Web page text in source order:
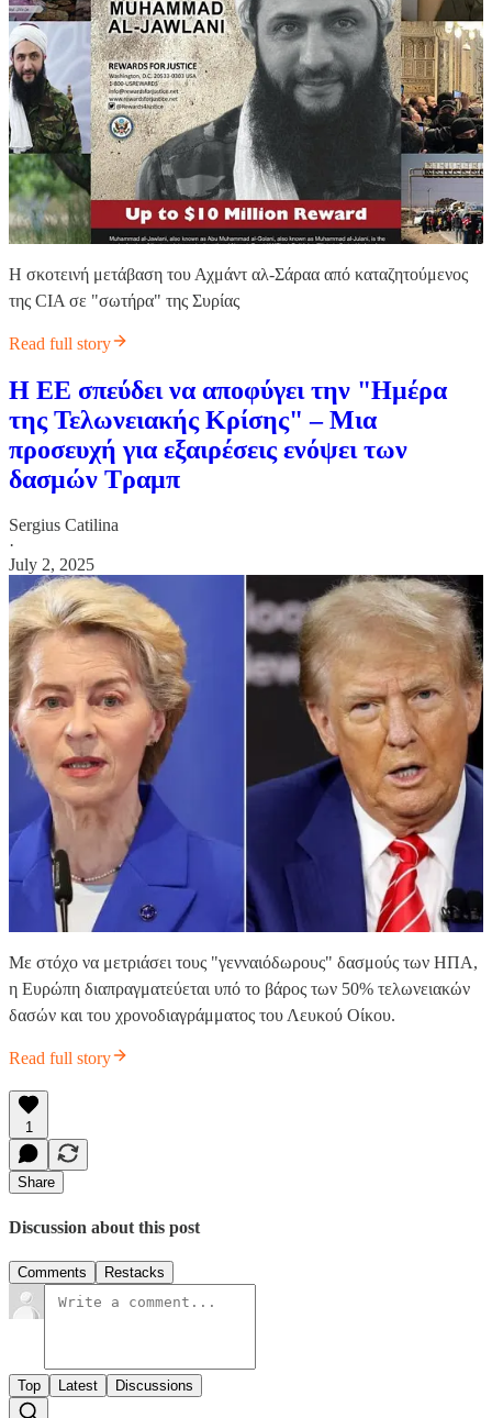
Η σκοτεινή μετάβαση του Αχμάντ αλ-Σάραα από καταζητούμενος
της CIA σε "σωτήρα" της Συρίας
Read full story
Η ΕΕ σπεύδει να αποφύγει την "Ημέρα
της Τελωνειακής Κρίσης" – Μια
προσευχή για εξαιρέσεις ενόψει των
δασμών Τραμπ
Sergius Catilina
·
July 2, 2025
Με στόχο να μετριάσει τους "γενναιόδωρους" δασμούς των ΗΠΑ,
η Ευρώπη διαπραγματεύεται υπό το βάρος των 50% τελωνειακών
δασών και του χρονοδιαγράμματος του Λευκού Οίκου.
Read full story
1
Share
Discussion about this post
Comments Restacks
Top Latest Discussions